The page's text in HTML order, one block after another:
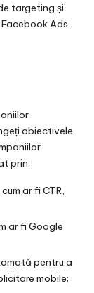
targeting și
Ads.
obiectivele
prin:
ar fi CTR,
ar fi Google
pentru a
mobile;